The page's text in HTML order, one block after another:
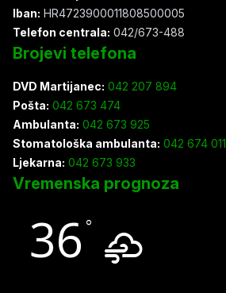
Iban: HR4723900011808500005
Telefon centrala: 042/673-488
Brojevi telefona
DVD Martijanec: 042 207 894
Pošta: 042 673 474
Ambulanta: 042 673 925
Stomatološka ambulanta: 042 674 011
Ljekarna: 042 673 933
Vremenska prognoza
36 °